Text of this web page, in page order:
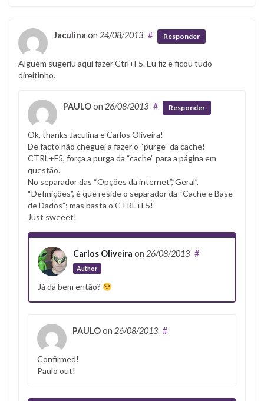
Jaculina on 24/08/2013 # Responder
Alguém sugeriu aqui fazer Ctrl+F5. Eu fiz e ficou tudo
direitinho.
PAULOon 26/08/2013 # Responder
Ok, thanks Jaculina e Carlos Oliveira!
De facto não cheguei a fazer o “purge” da cache!
CTRL+F5, força a purga da “cache” para a página em
questão.
No separador das “Opções da internet”,”Geral”,
“Definições”, é que reside o separador da “Cache e Base
de Dados”; mas basta o CTRL+F5!
Just sweeet!
Carlos Oliveira on 26/08/2013
Author
#
Já dá bem então?
PAULOon 26/08/2013 #
Confirmed!
Paulo out!